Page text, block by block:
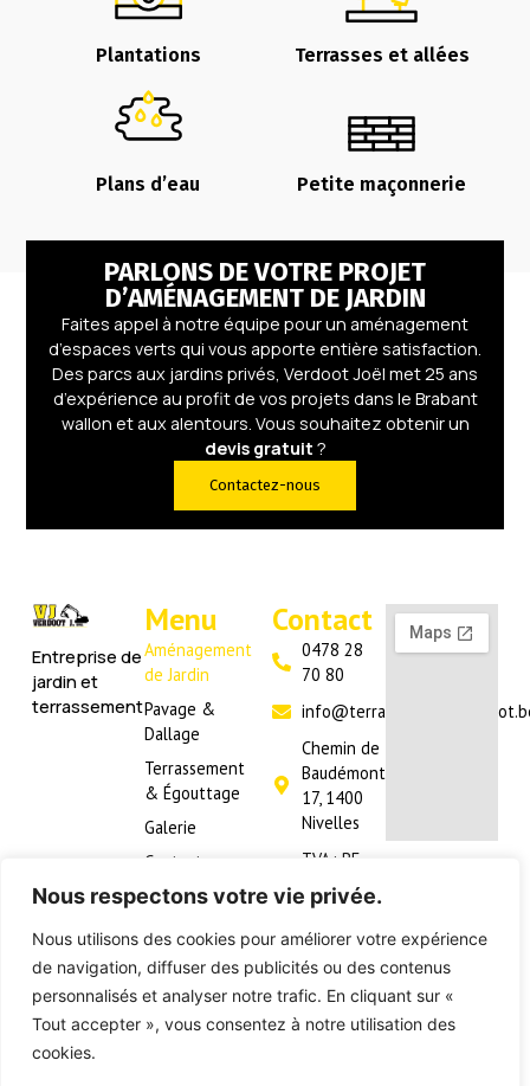
Nous respectons votre vie privée.
Nous utilisons des cookies pour améliorer votre expérience
de navigation, diffuser des publicités ou des contenus
personnalisés et analyser notre trafic. En cliquant sur «
Tout accepter », vous consentez à notre utilisation des
cookies.
Plantations Terrasses et allées
Plans d’eau Petite maçonnerie
PARLONS DE VOTRE PROJET
D’AMÉNAGEMENT DE JARDIN
Faites appel à notre équipe pour un aménagement
d’espaces verts qui vous apporte entière satisfaction.
Des parcs aux jardins privés, Verdoot Joël met 25 ans
d’expérience au profit de vos projets dans le Brabant
wallon et aux alentours. Vous souhaitez obtenir un
devis gratuit ?
Contactez-nous
Entreprise de
jardin et
terrassement
Menu
Aménagement
de Jardin
Pavage &
Dallage
Terrassement
& Égouttage
Galerie
Contact
Contact
0478 28
70 80
Chemin de
Baudémont
17, 1400
Nivelles
TVA : BE
474.218.152
2026 © Terrassements Verdoot - Designed
Mentions légales
Politique de confidentialité
Politique des cookies